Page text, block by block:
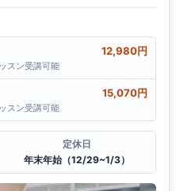
12,980円
スン受講可能
15,070円
スン受講可能
定休日
年末年始（12/29~1/3）